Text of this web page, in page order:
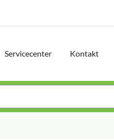
Servicecenter Kontakt